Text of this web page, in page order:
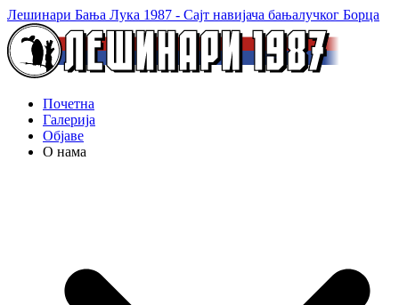
Лешинари Бања Лука 1987 - Сајт навијача бањалучког Борца
Почетна
Галерија
Објаве
О нама